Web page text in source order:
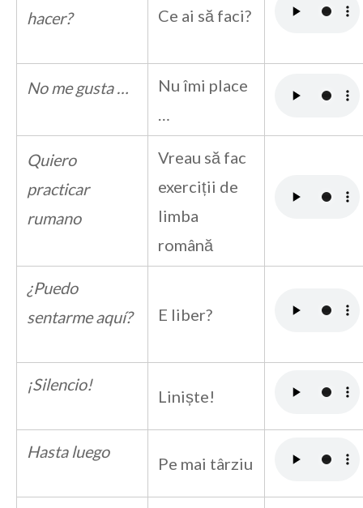
hacer?
Ce ai să faci?
No me gusta …
Nu îmi place
…
Quiero
practicar
rumano
Vreau să fac
exerciții de
limba
română
¿Puedo
sentarme aquí?
E liber?
¡Silencio!
Liniște!
Hasta luego
Pe mai târziu